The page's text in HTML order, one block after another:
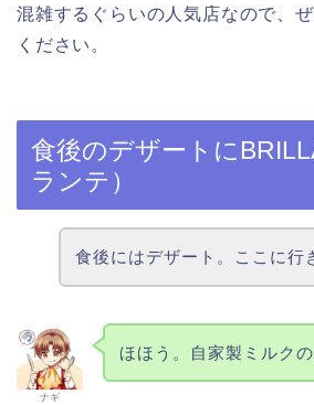
混雑するぐらいの人気店なので、
ください。
食後のデザートに
ランテ）
食後にはデザート。ここに行
ナギ
ほほう。自家製ミルク